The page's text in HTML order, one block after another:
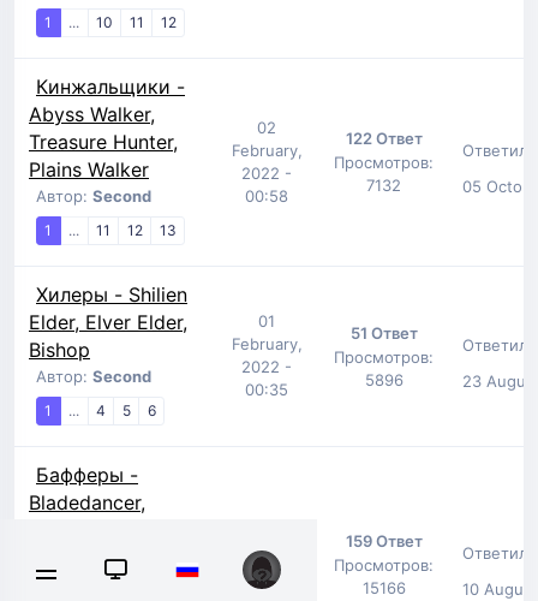
1 ... 10 11 12
Кинжальщики -
Abyss Walker,
Treasure Hunter,
Plains Walker
Автор: Second
1 ... 11 12 13
02
February,
2022 -
00:58
122 Ответ
Просмотров:
7132
Ответил:
05
Хилеры - Shilien
Elder, Elver Elder,
Bishop
Автор: Second
1 ... 4 5 6
01
February,
2022 -
00:35
51 Ответ
Просмотров:
5896
Ответил:
23
Бафферы -
Bladedancer,
Overlord,
Warcryer, Prophet
February,
2022 -
159 Ответ
Просмотров:
15166
Ответил:
10